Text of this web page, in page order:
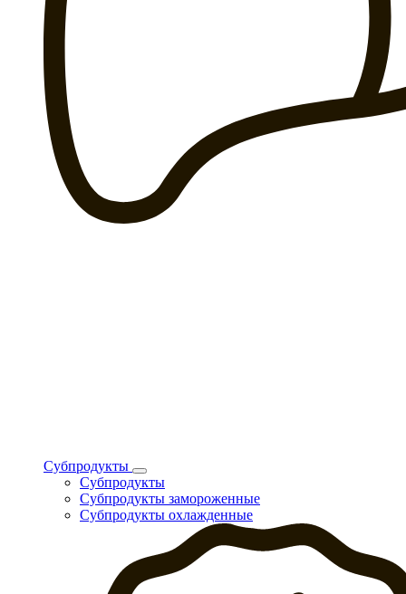
Субпродукты
Субпродукты
Субпродукты замороженные
Субпродукты охлажденные